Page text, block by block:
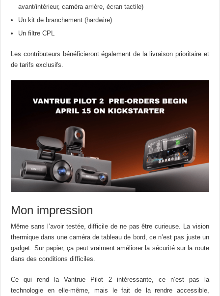
avant/intérieur, caméra arrière, écran tactile)
Un kit de branchement (hardwire)
Un filtre CPL
Les contributeurs bénéficieront également de la livraison prioritaire et
de tarifs exclusifs.
Mon impression
Même sans l’avoir testée, difficile de ne pas être curieuse. La vision
thermique dans une caméra de tableau de bord, ce n’est pas juste un
gadget. Sur papier, ça peut vraiment améliorer la sécurité sur la route
dans des conditions difficiles.
Ce qui rend la Vantrue Pilot 2 intéressante, ce n’est pas la
technologie en elle-même, mais le fait de la rendre accessible,